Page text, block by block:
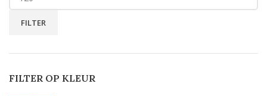
FILTER
FILTER OP KLEUR